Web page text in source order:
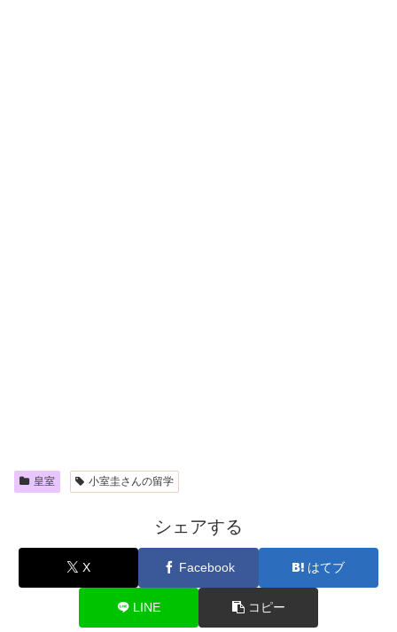
皇室 小室圭さんの留学
シェアする
X Facebook はてブ
LINE コピー